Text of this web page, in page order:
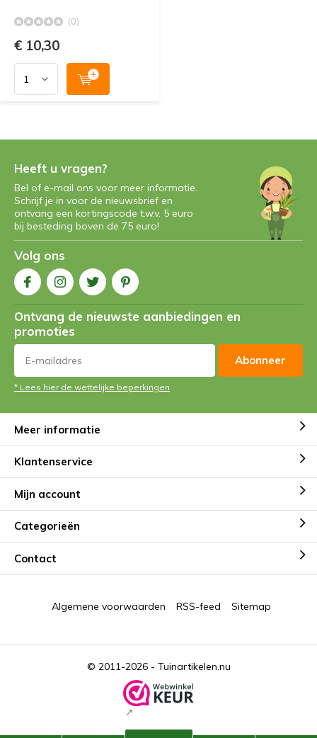
(0)
€ 10,30
Heeft u vragen?
Bel of e-mail ons voor meer informatie.
Schrijf je in voor de nieuwsbrief en
ontvang een kortingscode t.w.v. 5 euro
bij besteding boven de 75 euro!
Volg ons
Ontvang de nieuwste aanbiedingen en
promoties
Abonneer
* Lees hier de wettelijke beperkingen
Meer informatie
Klantenservice
Mijn account
Categorieën
Contact
© 2011-2026 - Tuinartikelen.nu
Algemene voorwaarden RSS-feed Sitemap